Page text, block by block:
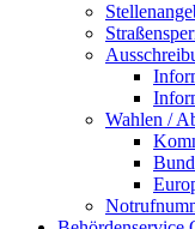
Wahlen /